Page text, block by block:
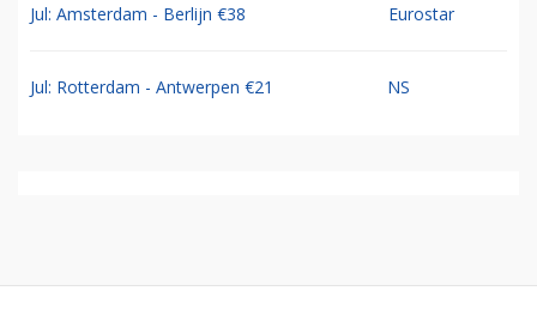
Jul: Amsterdam - Berlijn €38 Eurostar
Jul: Rotterdam - Antwerpen €21 NS